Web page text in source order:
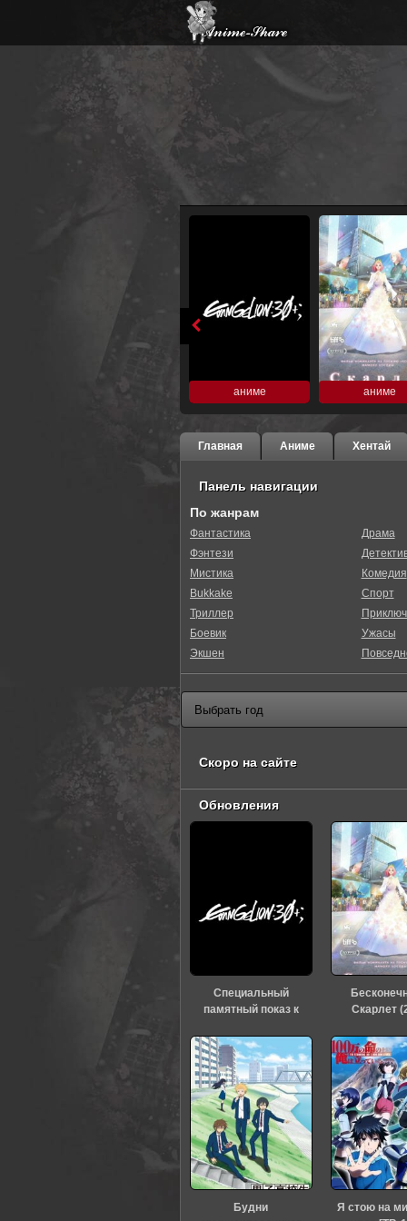
аниме аниме
Главная Аниме Хентай
Панель навигации
По жанрам
Фантастика
Фэнтези
Мистика
Bukkake
Триллер
Боевик
Экшен
Драма
Комедия
Спорт
Ужасы
Скоро на сайте
Обновления
Специальный
памятный показ к
«Евангелиона» (2026)
Скарлет
Будни
Я стою на